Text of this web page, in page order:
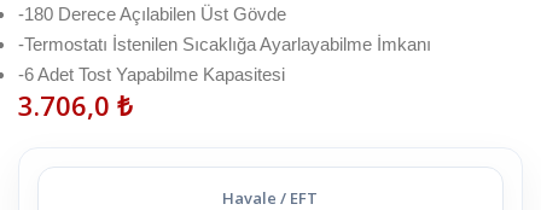
-180 Derece Açılabilen Üst Gövde
-Termostatı İstenilen Sıcaklığa Ayarlayabilme İmkanı
-6 Adet Tost Yapabilme Kapasitesi
3.706,0 ₺
Havale / EFT